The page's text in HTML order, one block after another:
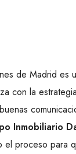
de Madrid es
con la
Inmobiliario
el proceso para